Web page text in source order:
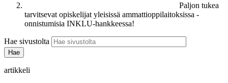
Paljon tukea
tarvitsevat opiskelijat yleisissä ammattioppilaitoksissa -
onnistumisia INKLU-hankkeessa!
Hae sivustolta
artikkeli